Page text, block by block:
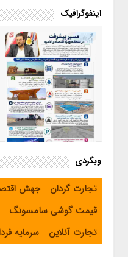
اینفوگرافیک
اینفوگرافیک / مسیر پیشرفت در
منطقه ویژه اقتصادی لامرد
وبگردی
تجارت گردان
جهش
قیمت گوشی سامسونگ
تجارت آنلاین
سرمایه